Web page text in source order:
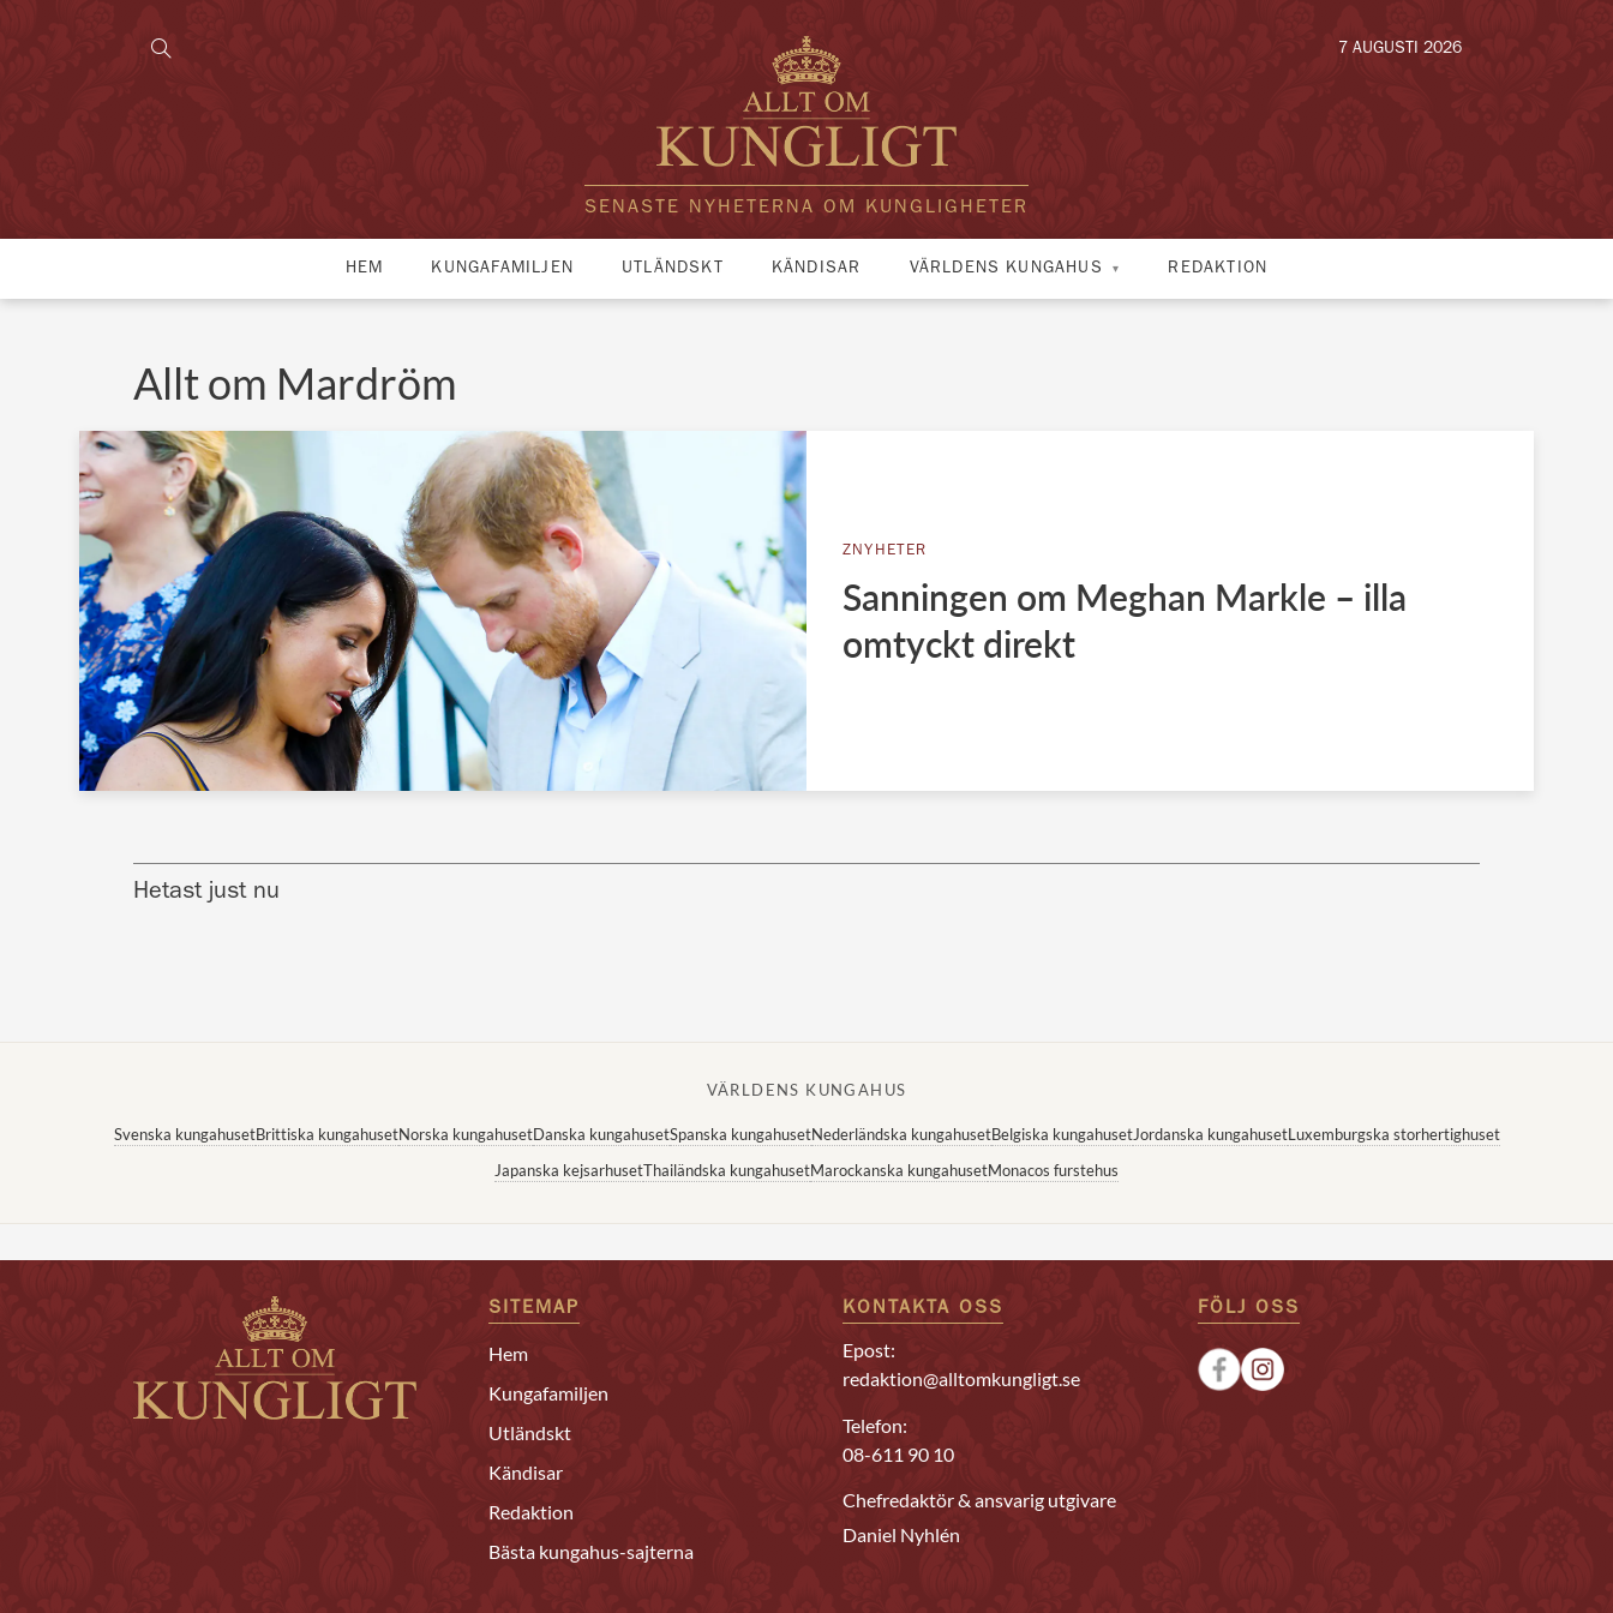
SENASTE NYHETERNA OM KUNGLIGHETER
7 AUGUSTI 2026
HEM KUNGAFAMILJEN UTLÄNDSKT KÄNDISAR VÄRLDENS KUNGAHUS REDAKTION
Allt om Mardröm
ZNYHETER
Sanningen om Meghan Markle – illa
omtyckt direkt
Hetast just nu
VÄRLDENS KUNGAHUS
Svenska kungahusetBrittiska kungahusetNorska kungahusetDanska kungahusetSpanska kungahusetNederländska kungahusetBelgiska kungahusetJordanska kungahusetLuxemburgska storhertighuset
Japanska kejsarhusetThailändska kungahusetMarockanska kungahusetMonacos furstehus
SITEMAP
Hem
Kungafamiljen
Utländskt
Kändisar
Redaktion
Bästa kungahus-sajterna
KONTAKTA OSS
Epost:
redaktion@alltomkungligt.se
Telefon:
08-611 90 10
Chefredaktör & ansvarig utgivare
Daniel Nyhlén
FÖLJ OSS